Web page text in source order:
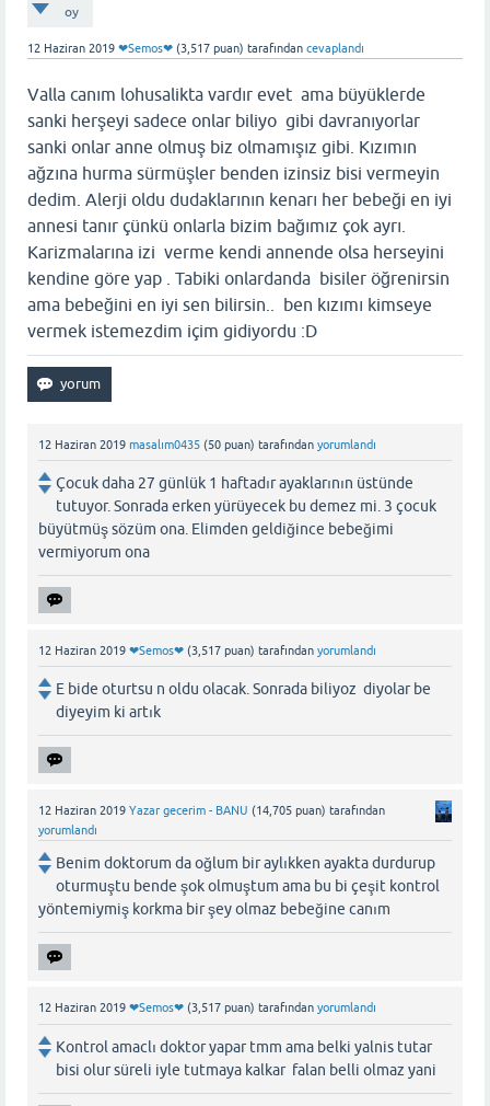
oy
12 Haziran 2019 ❤Semos❤ (3,517 puan) tarafından cevaplandı
Valla canım lohusalikta vardır evet ama büyüklerde
sanki herşeyi sadece onlar biliyo gibi davranıyorlar
sanki onlar anne olmuş biz olmamışız gibi. Kızımın
ağzına hurma sürmüşler benden izinsiz bisi vermeyin
dedim. Alerji oldu dudaklarının kenarı her bebeği en iyi
annesi tanır çünkü onlarla bizim bağımız çok ayrı.
Karizmalarına izi verme kendi annende olsa herseyini
kendine göre yap . Tabiki onlardanda bisiler öğrenirsin
ama bebeğini en iyi sen bilirsin.. ben kızımı kimseye
vermek istemezdim içim gidiyordu :D
12 Haziran 2019 masalım0435 (50 puan) tarafından yorumlandı
Çocuk daha 27 günlük 1 haftadır ayaklarının üstünde
tutuyor. Sonrada erken yürüyecek bu demez mi. 3 çocuk
büyütmüş sözüm ona. Elimden geldiğince bebeğimi
vermiyorum ona
12 Haziran 2019 ❤Semos❤ (3,517 puan) tarafından yorumlandı
E bide oturtsu n oldu olacak. Sonrada biliyoz diyolar be
diyeyim ki artık
12 Haziran 2019 Yazar gecerim - BANU (14,705 puan) tarafından
yorumlandı
Benim doktorum da oğlum bir aylıkken ayakta durdurup
oturmuştu bende şok olmuştum ama bu bi çeşit kontrol
yöntemiymiş korkma bir şey olmaz bebeğine canım
12 Haziran 2019 ❤Semos❤ (3,517 puan) tarafından yorumlandı
Kontrol amaclı doktor yapar tmm ama belki yalnis tutar
bisi olur süreli iyle tutmaya kalkar falan belli olmaz yani